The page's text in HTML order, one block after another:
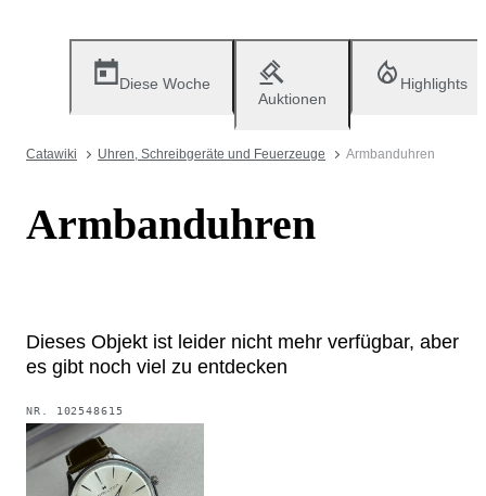
Diese Woche
Auktionen
Highlights
Catawiki Uhren, Schreibgeräte und Feuerzeuge Armbanduhren
Armbanduhren
Dieses Objekt ist leider nicht mehr verfügbar, aber
es gibt noch viel zu entdecken
NR. 102548615